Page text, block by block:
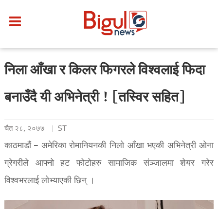
निला आँखा र किलर फिगरले विश्वलाई फिदा
बनाउँदै यी अभिनेत्री ! [तस्विर सहित]
चैत २८, २०७७ ST
काठमाडौं – अमेरिका रोमानियनकी निलो आँखा भएकी अभिनेत्री ओना
ग्रेगरीले आफ्नो हट फोटोहरु सामाजिक संञ्जालमा शेयर गरेर
विश्वभरलाई लोभ्याएकी छिन् ।